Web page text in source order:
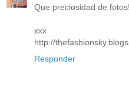
Que preciosidad de
xxx
http://
Responder